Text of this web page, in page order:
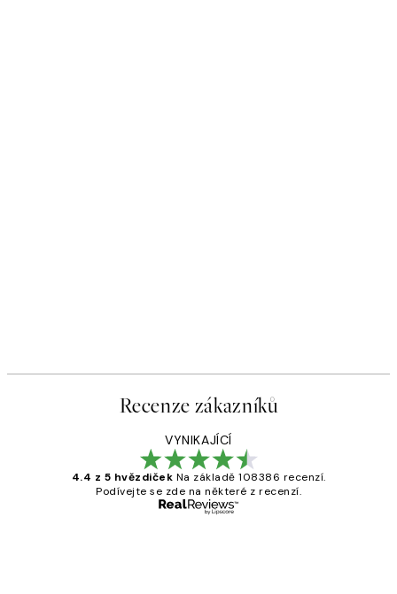
Recenze zákazníků
VYNIKAJÍCÍ
4.4 z 5 hvězdiček Na základě 108386 recenzí.
Podívejte se zde na některé z recenzí.